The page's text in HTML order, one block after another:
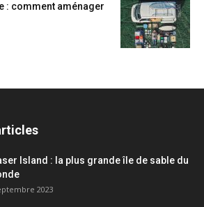
: comment aménager
Island : la plus grande île de sable du
2023